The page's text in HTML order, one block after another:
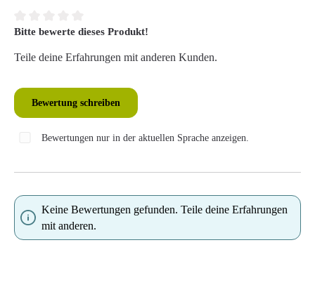
Durchschnittliche Bewertung von 0 von 5 Sternen
Bitte bewerte dieses Produkt!
Teile deine Erfahrungen mit anderen Kunden.
Bewertung schreiben
Bewertungen nur in der aktuellen Sprache anzeigen.
Keine Bewertungen gefunden. Teile deine Erfahrungen
mit anderen.